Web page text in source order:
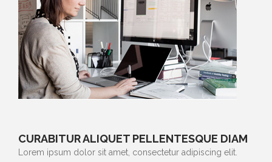
CURABITUR ALIQUET PELLENTESQUE DIAM
Lorem ipsum dolor sit amet, consectetur adipiscing elit.